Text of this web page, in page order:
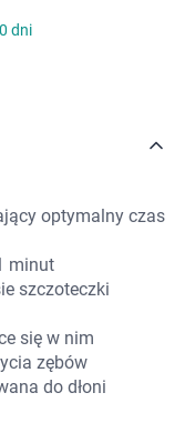
dni
optymalny czas
minut
szczoteczki
się w nim
zębów
do dłoni